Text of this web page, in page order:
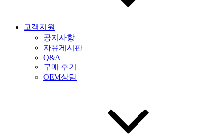
고객지원
공지사항
자유게시판
Q&A
구매 후기
OEM상담